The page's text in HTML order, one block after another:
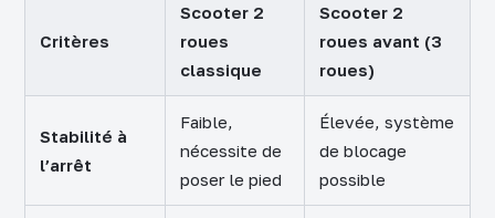
Critères
Scooter 2
roues
classique
Scooter 2
roues avant (3
roues)
Stabilité à
l’arrêt
Faible,
nécessite de
poser le pied
Élevée, système
de blocage
possible